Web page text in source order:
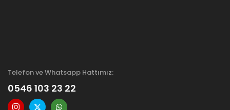
Telefon ve Whatsapp Hattımız:
0546 103 23 22